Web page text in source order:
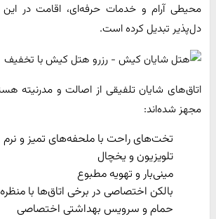
محیطی آرام و خدمات حرفه‌ای، اقامت در این
دل‌پذیر تبدیل کرده است.
اتاق‌های شایان تلفیقی از اصالت و مدرنیته
مجهز شده‌اند:
تخت‌های راحت با ملحفه‌های تمیز و نرم
تلویزیون و یخچال
مینی‌بار و تهویه مطبوع
بالکن اختصاصی در برخی اتاق‌ها با منظره
حمام و سرویس بهداشتی اختصاصی